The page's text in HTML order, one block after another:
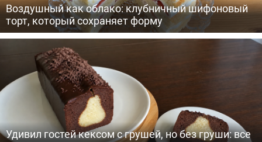
Воздушный как облако: клубничный шифоновый
торт, который сохраняет форму
Удивил гостей кексом с грушей, но без груши: все